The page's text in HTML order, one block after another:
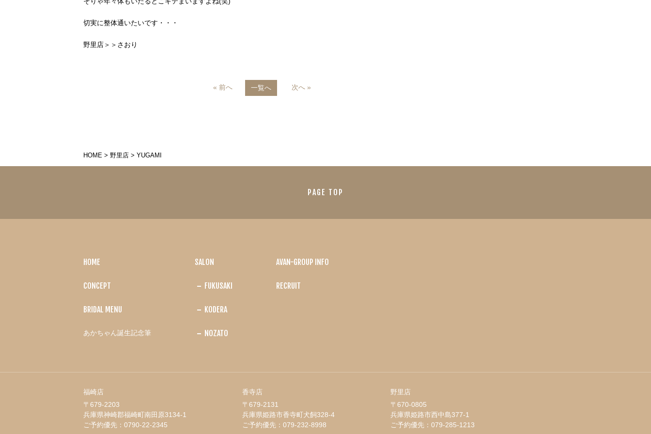
切実に整体通いたいです・・・
野里店＞＞さおり
« 前へ 一覧へ 次へ »
HOME > 野里店 > YUGAMI
PAGE TOP
HOME
CONCEPT
BRIDAL MENU
あかちゃん誕生記念筆
SALON
FUKUSAKI
KODERA
NOZATO
AVAN-GROUP INFO
RECRUIT
福崎店
〒679-2203
兵庫県神崎郡福崎町南田原3134-1
ご予約優先： 0790-22-2345
香寺店
〒679-2131
兵庫県姫路市香寺町犬飼328-4
ご予約優先： 079-232-8998
野里店
〒670-0805
兵庫県姫路市西中島377-1
ご予約優先： 079-285-1213